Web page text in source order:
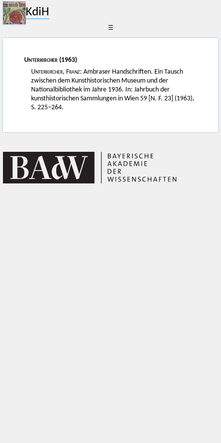
KdiH
☰
Unterkircher (1963)
Unterkircher, Franz: Ambraser Handschriften. Ein Tausch
zwischen dem Kunsthistorischen Museum und der
Nationalbibliothek im Jahre 1936. In: Jahrbuch der
kunsthistorischen Sammlungen in Wien 59 [N. F. 23] (1963),
S. 225–264.